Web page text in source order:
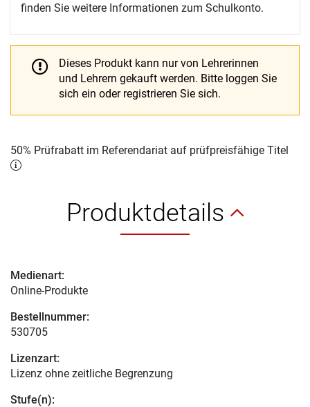
finden Sie weitere Informationen zum Schulkonto.
Dieses Produkt kann nur von Lehrerinnen
und Lehrern gekauft werden. Bitte loggen Sie
sich ein oder registrieren Sie sich.
50% Prüfrabatt im Referendariat auf prüfpreisfähige Titel
Produktdetails
Medienart:
Online-Produkte
Bestellnummer:
530705
Lizenzart:
Lizenz ohne zeitliche Begrenzung
Stufe(n):